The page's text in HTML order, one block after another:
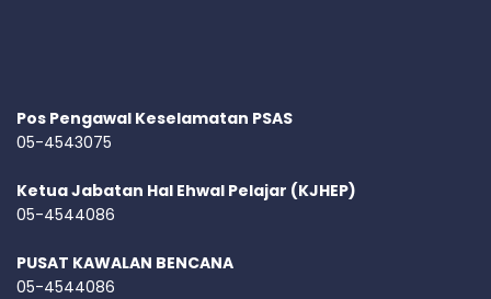
Pos Pengawal Keselamatan PSAS
05-4543075
Ketua Jabatan Hal Ehwal Pelajar (KJHEP)
05-4544086
PUSAT KAWALAN BENCANA
05-4544086